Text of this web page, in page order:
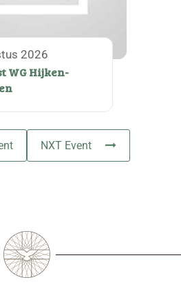
2026
WG Hijken-
NXT Event